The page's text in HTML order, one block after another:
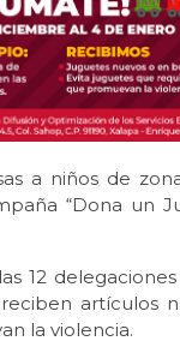
a niños de
“Dona un
12
artículos
la violencia.